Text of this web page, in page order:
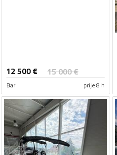
12 500€ 15 000€
Bar prije 8 h